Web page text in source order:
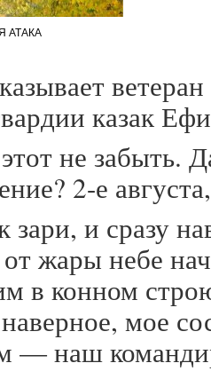
АТАКА
казак
не забыть.
2-е
зари, и сразу
жары небе
в конном
мое
— наш